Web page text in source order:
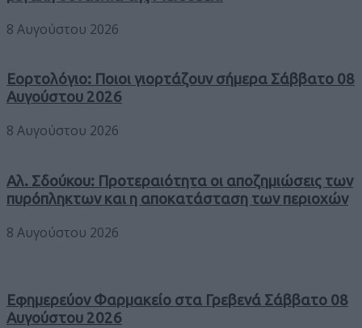
8 Αυγούστου 2026
Εορτολόγιο: Ποιοι γιορτάζουν σήμερα Σάββατο 08
Αυγούστου 2026
8 Αυγούστου 2026
Αλ. Σδούκου: Προτεραιότητα οι αποζημιώσεις των
πυρόπληκτων και η αποκατάσταση των περιοχών
8 Αυγούστου 2026
Εφημερεύον Φαρμακείο στα Γρεβενά Σάββατο 08
Αυγούστου 2026